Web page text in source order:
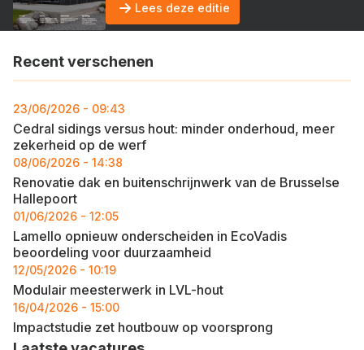
Lees deze editie
Recent verschenen
23/06/2026 - 09:43
Cedral sidings versus hout: minder onderhoud, meer
zekerheid op de werf
08/06/2026 - 14:38
Renovatie dak en buitenschrijnwerk van de Brusselse
Hallepoort
01/06/2026 - 12:05
Lamello opnieuw onderscheiden in EcoVadis
beoordeling voor duurzaamheid
12/05/2026 - 10:19
Modulair meesterwerk in LVL-hout
16/04/2026 - 15:00
Impactstudie zet houtbouw op voorsprong